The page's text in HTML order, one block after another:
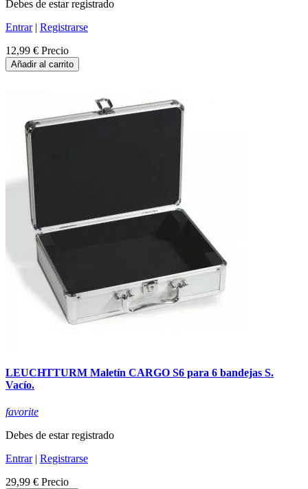
Debes de estar registrado
Entrar| Registrarse
12,99 € Precio
Añadir al carrito
LEUCHTTURM Maletín CARGO S6 para 6 bandejas S.
Vacío.
favorite
Debes de estar registrado
Entrar| Registrarse
29,99 € Precio